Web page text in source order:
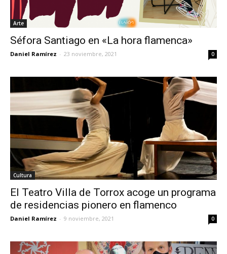
Arte
Séfora Santiago en «La hora flamenca»
Daniel Ramírez - 23 noviembre, 2021 0
Cultura
El Teatro Villa de Torrox acoge un programa
de residencias pionero en flamenco
Daniel Ramírez - 9 noviembre, 2021 0